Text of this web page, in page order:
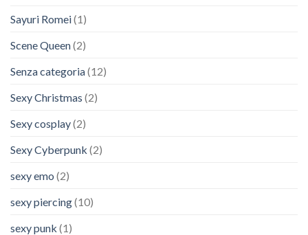
Sayuri Romei(1)
Scene Queen(2)
Senza categoria(12)
Sexy Christmas (2)
Sexy cosplay(2)
Sexy Cyberpunk (2)
sexy emo (2)
sexy piercing(10)
sexy punk (1)